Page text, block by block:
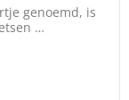
genoemd, is
…